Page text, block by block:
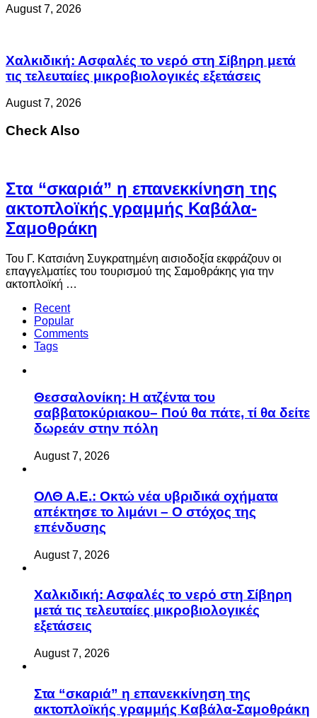
August 7, 2026
Χαλκιδική: Ασφαλές το νερό στη Σίβηρη μετά
τις τελευταίες μικροβιολογικές εξετάσεις
August 7, 2026
Check Also
Στα “σκαριά” η επανεκκίνηση της
ακτοπλοϊκής γραμμής Καβάλα-
Σαμοθράκη
Του Γ. Κατσιάνη Συγκρατημένη αισιοδοξία εκφράζουν οι
επαγγελματίες του τουρισμού της Σαμοθράκης για την
ακτοπλοϊκή …
Recent
Popular
Comments
Tags
Θεσσαλονίκη: Η ατζέντα του
σαββατοκύριακου– Πού θα πάτε, τί θα δείτε
δωρεάν στην πόλη
August 7, 2026
ΟΛΘ Α.Ε.: Οκτώ νέα υβριδικά οχήματα
απέκτησε το λιμάνι – Ο στόχος της
επένδυσης
August 7, 2026
Χαλκιδική: Ασφαλές το νερό στη Σίβηρη
μετά τις τελευταίες μικροβιολογικές
εξετάσεις
August 7, 2026
Στα “σκαριά” η επανεκκίνηση της
ακτοπλοϊκής γραμμής Καβάλα-Σαμοθράκη